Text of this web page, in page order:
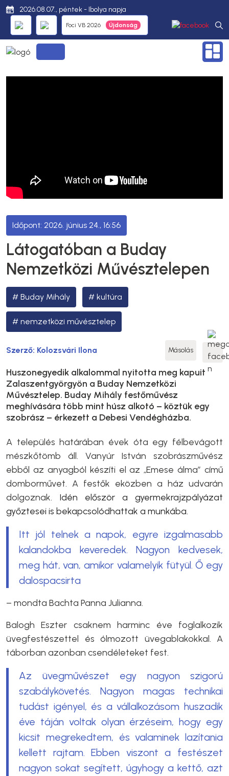
2026.08.07., péntek - Ibolya napja
Foci VB 2026
2026. június 24., 16:56
Látogatóban a Buday
Nemzetközi Művésztelepen
Buday Mihály kultúra
nemzetközi művésztelep
Szerző: Kolozsvári Ilona Másolás
Huszonegyedik alkalommal nyitotta meg kapuit
Zalaszentgyörgyön a Buday Nemzetközi
Művésztelep. Buday Mihály festőművész
meghívására több mint húsz alkotó – köztük egy
szobrász – érkezett a Debesi Vendégházba.
A település határában évek óta egy félbevágott
mészkőtömb áll. Vanyúr István szobrászművész
ebből az anyagból készíti el az „Emese álma” című
domborművet. A festők eközben a ház udvarán
dolgoznak. Idén először a gyermekrajzpályázat
győztesei is bekapcsolódhattak a munkába.
Itt jól telnek a napok, egyre izgalmasabb
kalandokba keveredek. Nagyon kedvesek,
meg hát, van, amikor valamelyik fütyül. Ő egy
dalospacsirta
– mondta Bachta Panna Julianna.
Balogh Eszter csaknem harminc éve foglalkozik
üvegfestészettel és ólmozott üvegablakokkal. A
táborban azonban csendéleteket fest.
Az üvegművészet egy nagyon szigorú
szabálykövetés. Nagyon magas technikai
tudást igényel, és a vállalkozásom huszadik
éve táján voltak olyan érzéseim, hogy egy
kicsit megrekedtem, és valaminek lazítania
kellett rajtam. Ebben viszont a festészet
nagyon sokat segített, úgyhogy a kettő, azt